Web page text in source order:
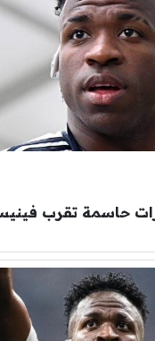
حاسمة تقرب